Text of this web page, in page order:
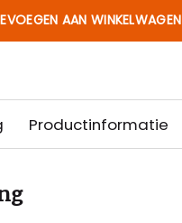
AAN WINKELWAGEN
Productinformatie